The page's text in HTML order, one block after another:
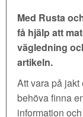
Med Rusta
få hjälp att
vägledning
artikeln.
Att vara på
behöva finna
information